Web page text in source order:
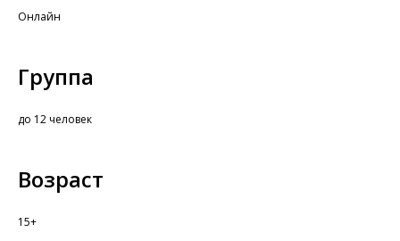
Онлайн
Группа
до 12 человек
Возраст
15+